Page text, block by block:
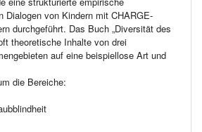
Dialogen von Kindern mit CHARGE-
durchgeführt. Das Buch „Diversität des
theoretische Inhalte von drei
auf eine beispiellose Art und
die Bereiche: